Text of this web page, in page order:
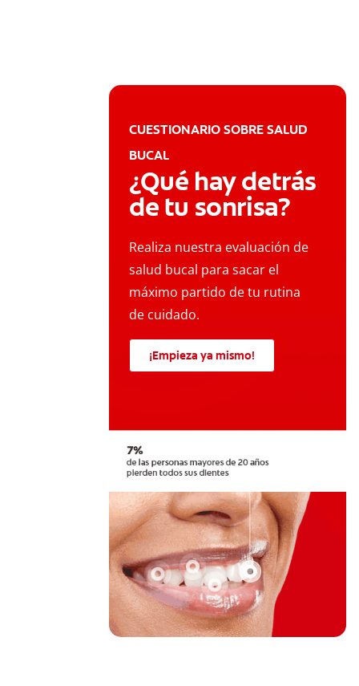
CUESTIONARIO SOBRE SALUD
BUCAL
¿Qué hay detrás
de tu sonrisa?
Realiza nuestra evaluación de
salud bucal para sacar el
máximo partido de tu rutina
de cuidado.
¡Empieza ya mismo!